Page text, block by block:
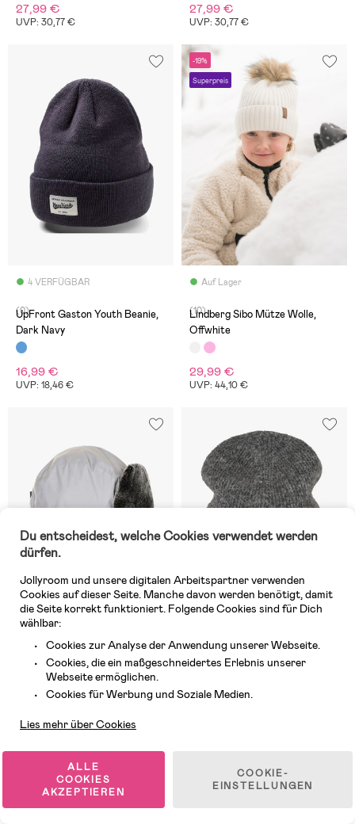
27,99 €
UVP: 30,77 €
27,99 €
UVP: 30,77 €
4 VERFÜGBAR
(0)
UpFront Gaston Youth Beanie,
Dark Navy
16,99 €
UVP: 18,46 €
-19%
Superpreis
Auf Lager
(10)
Lindberg Sibo Mütze Wolle,
Offwhite
29,99 €
UVP: 44,10 €
4 VERFÜGBAR
Lindberg Kim Reflektormütze,
Reflex
38,97 €
Auf Lager
Wollmischung, Anthracite
1
Du entscheidest, welche Cookies verwendet werden
dürfen.
Jollyroom und unsere digitalen Arbeitspartner verwenden
Cookies auf dieser Seite. Manche davon werden benötigt, damit
die Seite korrekt funktioniert. Folgende Cookies sind für Dich
wählbar:
Cookies zur Analyse der Anwendung unserer Webseite.
Cookies, die ein maßgeschneidertes Erlebnis unserer
Webseite ermöglichen.
Cookies für Werbung und Soziale Medien.
Lies mehr über Cookies
ALLE
COOKIES
AKZEPTIEREN
COOKIE-
EINSTELLUNGEN